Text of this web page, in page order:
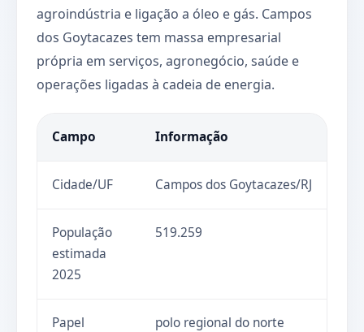
agroindústria e ligação a óleo e gás. Campos
dos Goytacazes tem massa empresarial
própria em serviços, agronegócio, saúde e
operações ligadas à cadeia de energia.
Campo Informação
Cidade/UF Campos dos Goytacazes/RJ
População
estimada
2025
519.259
Papel
polo regional do norte